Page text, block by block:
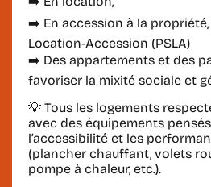
➡️ En accession à la
Location-Accession (PSLA)
➡️ Des appartements et des
favoriser la mixité sociale et
💡 Tous les logements
avec des équipements
l’accessibilité et les
(plancher chauffant, volets
pompe à chaleur, etc.).